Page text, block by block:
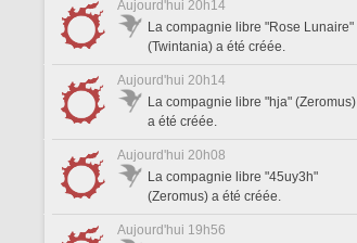
Aujourd'hui 20h14
La compagnie libre "Rose Lunaire"
(Twintania) a été créée.
Aujourd'hui 20h14
La compagnie libre "hja" (Zeromus)
a été créée.
Aujourd'hui 20h08
La compagnie libre "45uy3h"
(Zeromus) a été créée.
Aujourd'hui 19h56